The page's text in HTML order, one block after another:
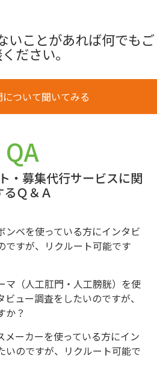
いことがあれば何でもご
ださい。
ついて聞いてみる
QA
・募集代行サービスに関
るＱ＆Ａ
ンベを使っている方にインタビ
ですが、リクルート可能です
マ（人工肛門・人工膀胱）を使
ュー調査をしたいのですが、
か？
メーカーを使っている方にイン
いのですが、リクルート可能で